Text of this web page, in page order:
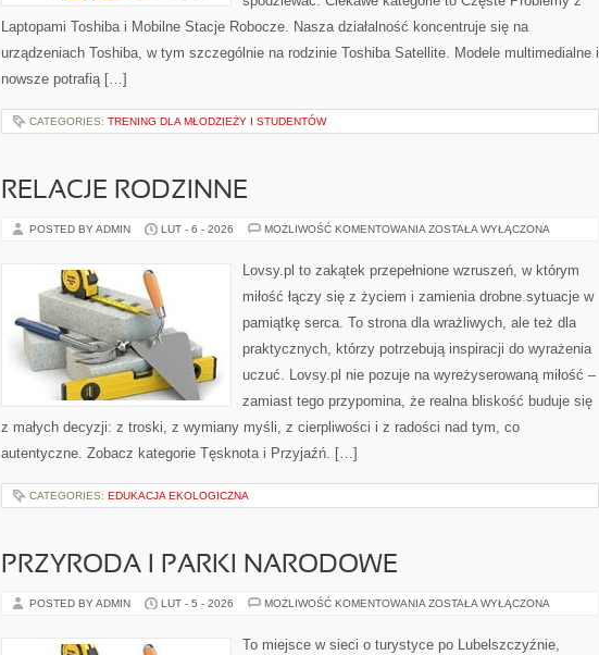
Laptopami Toshiba i Mobilne Stacje Robocze. Nasza działalność koncentruje się na
urządzeniach Toshiba, w tym szczególnie na rodzinie Toshiba Satellite. Modele multimedialne i
nowsze potrafią […]
CATEGORIES: TRENING DLA MŁODZIEŻY I STUDENTÓW
RELACJE RODZINNE
POSTED BY ADMIN LUT - 6 - 2026 MOŻLIWOŚĆ KOMENTOWANIA RELACJE
ZOSTAŁA WYŁĄCZONA
Lovsy.pl to zakątek przepełnione wzruszeń, w którym
miłość łączy się z życiem i zamienia drobne sytuacje w
pamiątkę serca. To strona dla wrażliwych, ale też dla
praktycznych, którzy potrzebują inspiracji do wyrażenia
uczuć. Lovsy.pl nie pozuje na wyreżyserowaną miłość –
zamiast tego przypomina, że realna bliskość buduje się
z małych decyzji: z troski, z wymiany myśli, z cierpliwości i z radości nad tym, co
autentyczne. Zobacz kategorie Tęsknota i Przyjaźń. […]
CATEGORIES: EDUKACJA EKOLOGICZNA
PRZYRODA I PARKI NARODOWE
POSTED BY ADMIN LUT - 5 - 2026 MOŻLIWOŚĆ KOMENTOWANIA PRZYRODA
NARODOWE
ZOSTAŁA WYŁĄCZONA
To miejsce w sieci o turystyce po Lubelszczyźnie,